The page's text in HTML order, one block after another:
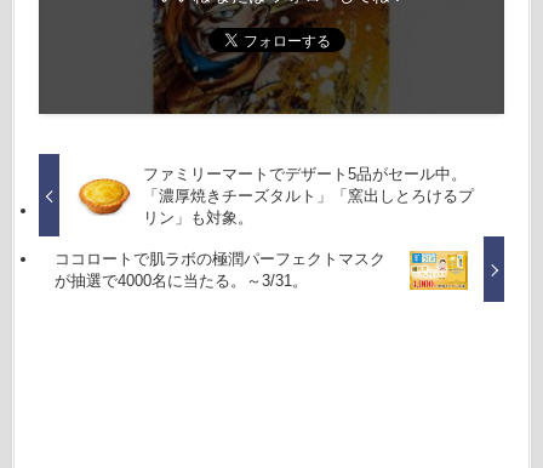
ファミリーマートでデザート5品がセール中。
「濃厚焼きチーズタルト」「窯出しとろけるプ
リン」も対象。
ココロートで肌ラボの極潤パーフェクトマスク
が抽選で4000名に当たる。～3/31。